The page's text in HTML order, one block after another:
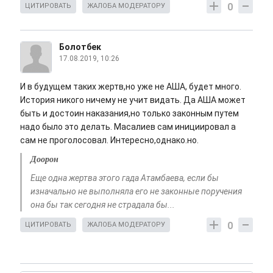
0
ЦИТИРОВАТЬ ЖАЛОБА МОДЕРАТОРУ
Болотбек
17.08.2019, 10:26
И в будущем таких жертв,но уже не АША, будет много.
История никого ничему не учит видать. Да АША может
быть и достоин наказания,но только законным путем
надо было это делать. Масалиев сам инициировал а
сам не проголосовал. Интересно,однако.но.
Доорон
Еще одна жертва этого гада Атамбаева, если бы
изначально не выполняла его не законные поручения
она бы так сегодня не страдала бы...
0
ЦИТИРОВАТЬ ЖАЛОБА МОДЕРАТОРУ